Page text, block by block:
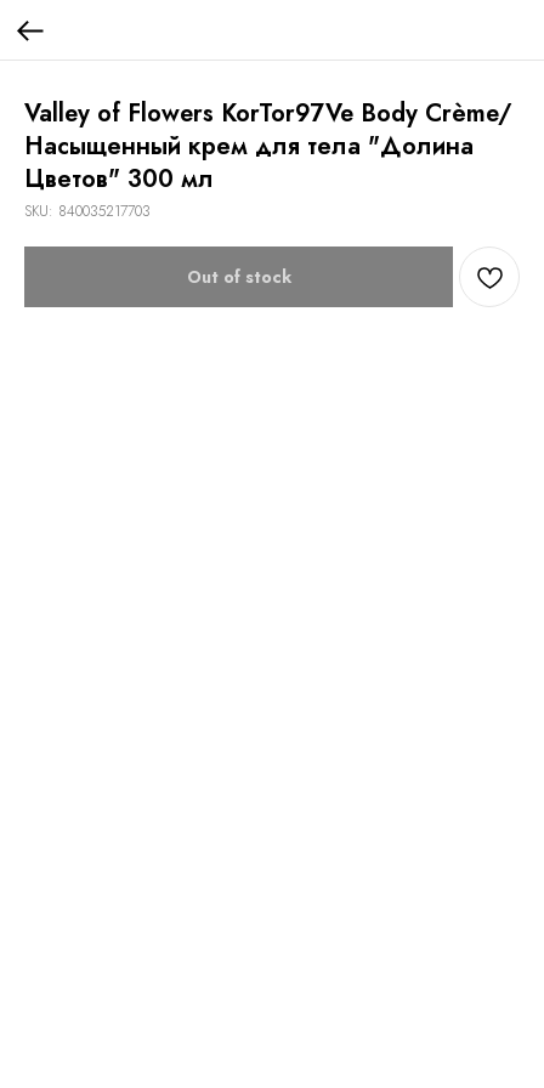
Valley of Flowers KorTor97Ve Body Crème/
Насыщенный крем для тела "Долина
Цветов" 300 мл
SKU: 840035217703
Out of stock